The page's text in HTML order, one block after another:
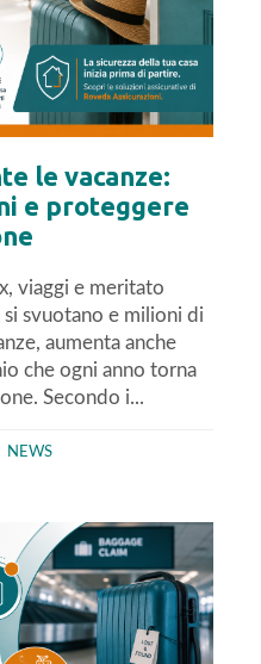
le vacanze:
e proteggere
viaggi e meritato
svuotano e milioni di
aumenta anche
che ogni anno torna
Secondo i...
NEWS